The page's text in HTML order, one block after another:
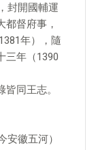
封開國輔運
督府事，
年），隨
三年（1390
同王志。
安徽五河）